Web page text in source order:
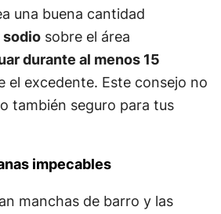
una buena cantidad
sodiosobre el área
durante al menos 15
el excedente. Este consejo no
también seguro para tus
impecables
manchas de barro y las